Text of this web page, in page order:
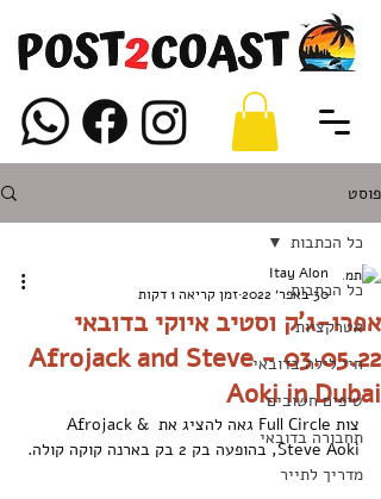
פוסט
כל הכתבות
אטרקציות
חיי לילה בדובאי
טיפים חשובים
תחבורה בדובאי
מדריך לתייר
כל הכתבות
אפרו-ג'ק וסטיב איוקי בדובאי
03.05.22 - Afrojack and Steve
Aoki in Dubai
Itay Alon
30 באפר׳ 2022
זמן קריאה 1 דקות
צות Full Circle גאה להציג את Afrojack &
Steve Aoki, בהופעה בק 2 בק בארנה קוקה קולה.